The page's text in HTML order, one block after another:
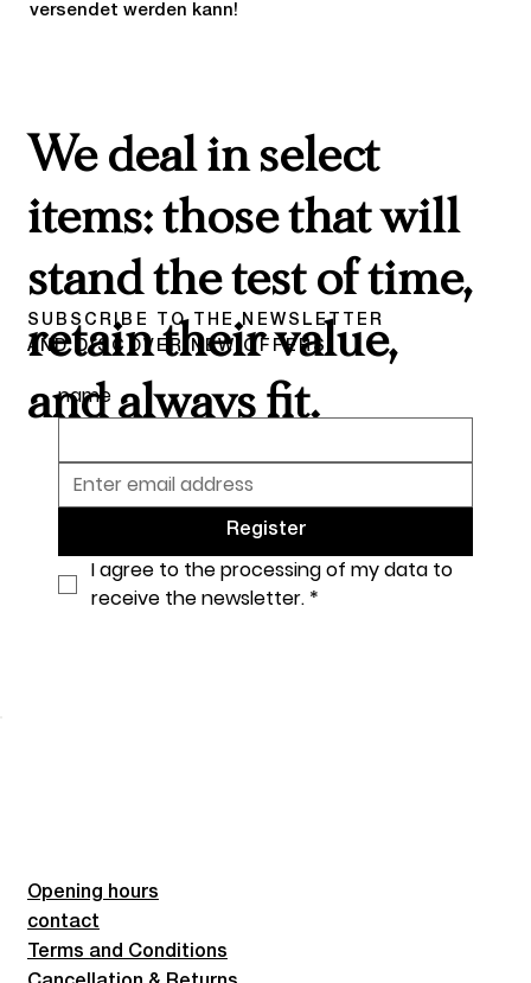
versendet werden kann!
We deal in select
items: those that will
stand the test of time,
retain their value,
and always fit.
SUBSCRIBE TO THE NEWSLETTER
AND DISCOVER NEW OFFERS
name
Register
I agree to the processing of my data to
receive the newsletter. *
Opening hours
contact
Terms and Conditions